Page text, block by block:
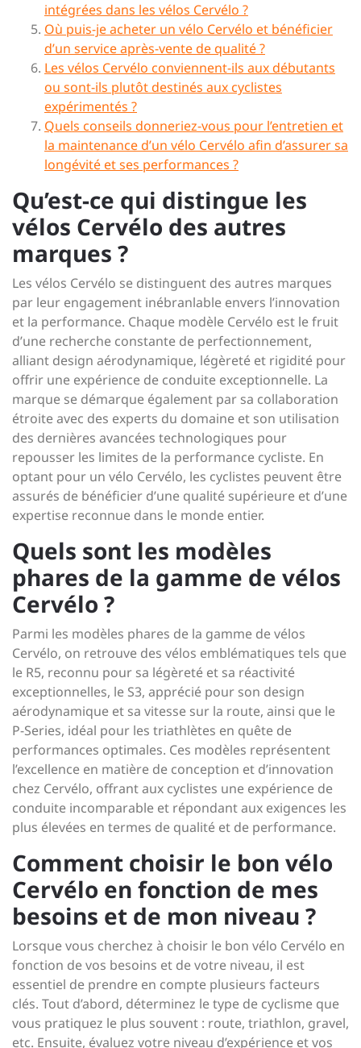
intégrées dans les vélos Cervélo ?
Où puis-je acheter un vélo Cervélo et bénéficier
d’un service après-vente de qualité ?
Les vélos Cervélo conviennent-ils aux débutants
ou sont-ils plutôt destinés aux cyclistes
expérimentés ?
Quels conseils donneriez-vous pour l’entretien et
la maintenance d’un vélo Cervélo afin d’assurer sa
longévité et ses performances ?
Qu’est-ce qui distingue les
vélos Cervélo des autres
marques ?
Les vélos Cervélo se distinguent des autres marques
par leur engagement inébranlable envers l’innovation
et la performance. Chaque modèle Cervélo est le fruit
d’une recherche constante de perfectionnement,
alliant design aérodynamique, légèreté et rigidité pour
offrir une expérience de conduite exceptionnelle. La
marque se démarque également par sa collaboration
étroite avec des experts du domaine et son utilisation
des dernières avancées technologiques pour
repousser les limites de la performance cycliste. En
optant pour un vélo Cervélo, les cyclistes peuvent être
assurés de bénéficier d’une qualité supérieure et d’une
expertise reconnue dans le monde entier.
Quels sont les modèles
phares de la gamme de vélos
Cervélo ?
Parmi les modèles phares de la gamme de vélos
Cervélo, on retrouve des vélos emblématiques tels que
le R5, reconnu pour sa légèreté et sa réactivité
exceptionnelles, le S3, apprécié pour son design
aérodynamique et sa vitesse sur la route, ainsi que le
P-Series, idéal pour les triathlètes en quête de
performances optimales. Ces modèles représentent
l’excellence en matière de conception et d’innovation
chez Cervélo, offrant aux cyclistes une expérience de
conduite incomparable et répondant aux exigences les
plus élevées en termes de qualité et de performance.
Comment choisir le bon vélo
Cervélo en fonction de mes
besoins et de mon niveau ?
Lorsque vous cherchez à choisir le bon vélo Cervélo en
fonction de vos besoins et de votre niveau, il est
essentiel de prendre en compte plusieurs facteurs
clés. Tout d’abord, déterminez le type de cyclisme que
vous pratiquez le plus souvent : route, triathlon, gravel,
etc. Ensuite, évaluez votre niveau d’expérience et vos